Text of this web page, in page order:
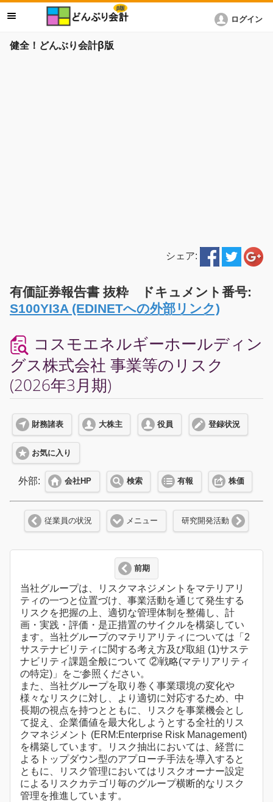
健全！どんぶり会計β版
ログイン
シェア:
有価証券報告書 抜粋 ドキュメント番号:
S100YI3A (EDINETへの外部リンク)
コスモエネルギーホールディン
グス株式会社 事業等のリスク
(2026年3月期)
財務諸表 大株主 役員 登録状況
お気に入り
外部: 会社HP 検索 有報 株価
従業員の状況 メニュー 研究開発活動
前期
当社グループは、リスクマネジメントをマテリアリ
ティの一つと位置づけ、事業活動を通じて発生する
リスクを把握の上、適切な管理体制を整備し、計
画・実践・評価・是正措置のサイクルを構築してい
ます。当社グループのマテリアリティについては「2
サステナビリティに関する考え方及び取組 (1)サステ
ナビリティ課題全般について ②戦略(マテリアリティ
の特定)」をご参照ください。
また、当社グループを取り巻く事業環境の変化や
様々なリスクに対し、より適切に対応するため、中
長期の視点を持つとともに、リスクを事業機会とし
て捉え、企業価値を最大化しようとする全社的リス
クマネジメント (ERM:Enterprise Risk Management)
を構築しています。リスク抽出においては、経営に
よるトップダウン型のアプローチ手法を導入すると
ともに、リスク管理においてはリスクオーナー設定
によるリスクカテゴリ毎のグループ横断的なリスク
管理を推進しています。